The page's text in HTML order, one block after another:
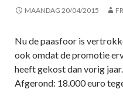
MAANDAG 20/04/2015
Nu de paasfoor is
ook omdat de promotie
heeft gekost dan vorig
Afgerond: 18.000 euro